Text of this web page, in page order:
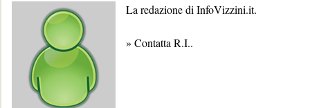
La redazione di InfoVizzini.it.
» Contatta R.I..